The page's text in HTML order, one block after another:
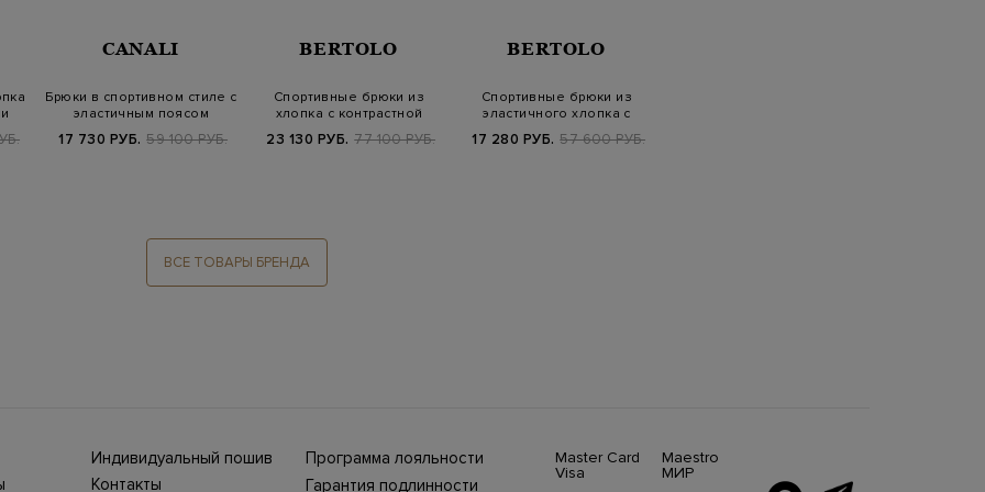
CANALI
Брюки в спортивном стиле с
эластичным поясом
17 730 РУБ. 59 100 РУБ.
BERTOLO
Спортивные брюки из
хлопка с контрастной
23 130 РУБ. 77 100 РУБ.
BERTOLO
Спортивные брюки из
эластичного хлопка с
17 280 РУБ. 57 600 РУБ.
ВСЕ ТОВАРЫ БРЕНДА
Индивидуальный пошив
Ежегодно в бутики
Stefano Ricci, Brioni,
Контакты
Программа лояльности
Гарантия подлинности
Master Card
Visa
Maestro
МИР